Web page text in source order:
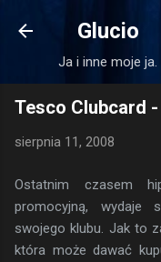
Przejdź
Glucio
Ja i inne moje ja.
Tesco Clubcard
sierpnia 11, 2008
Ostatnim czasem
promocyjną, wydaje
swojego klubu. Jak to
która może dawać